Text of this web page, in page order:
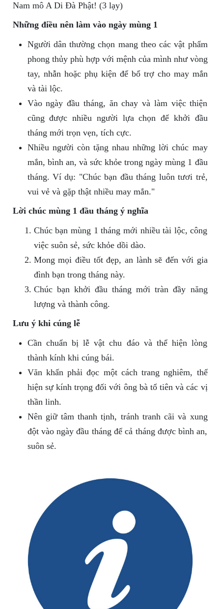
Nam mô A Di Đà Phật! (3 lạy)
Những điều nên làm vào ngày mùng 1
Người dân thường chọn mang theo các vật phẩm
phong thủy phù hợp với mệnh của mình như vòng
tay, nhẫn hoặc phụ kiện để bổ trợ cho may mắn
và tài lộc.
Vào ngày đầu tháng, ăn chay và làm việc thiện
cũng được nhiều người lựa chọn để khởi đầu
tháng mới trọn vẹn, tích cực.
Nhiều người còn tặng nhau những lời chúc may
mắn, bình an, và sức khỏe trong ngày mùng 1 đầu
tháng. Ví dụ: "Chúc bạn đầu tháng luôn tươi trẻ,
vui vẻ và gặp thật nhiều may mắn."
Lời chúc mùng 1 đầu tháng ý nghĩa
Chúc bạn mùng 1 tháng mới nhiều tài lộc, công
việc suôn sẻ, sức khỏe dồi dào.
Mong mọi điều tốt đẹp, an lành sẽ đến với gia
đình bạn trong tháng này.
Chúc bạn khởi đầu tháng mới tràn đầy năng
lượng và thành công.
Lưu ý khi cúng lễ
Cần chuẩn bị lễ vật chu đáo và thể hiện lòng
thành kính khi cúng bái.
Văn khấn phải đọc một cách trang nghiêm, thể
hiện sự kính trọng đối với ông bà tổ tiên và các vị
thần linh.
Nên giữ tâm thanh tịnh, tránh tranh cãi và xung
đột vào ngày đầu tháng để cả tháng được bình an,
suôn sẻ.